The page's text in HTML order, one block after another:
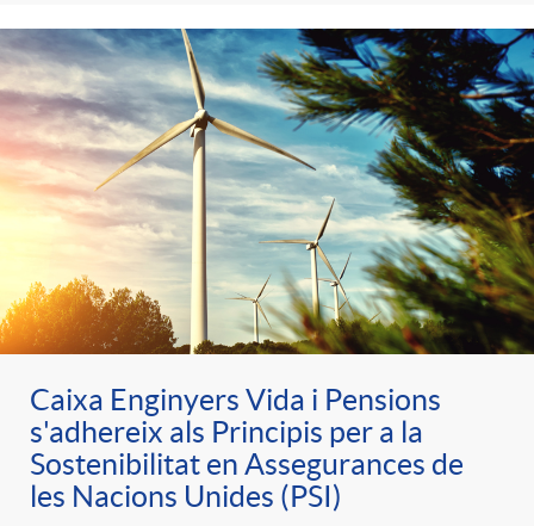
a
s
Caixa Enginyers Vida i Pensions
s'adhereix als Principis per a la
Sostenibilitat en Assegurances de
les Nacions Unides (PSI)